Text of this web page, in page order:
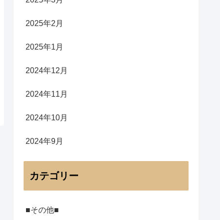
2025年2月
2025年1月
2024年12月
2024年11月
2024年10月
2024年9月
カテゴリー
■その他■